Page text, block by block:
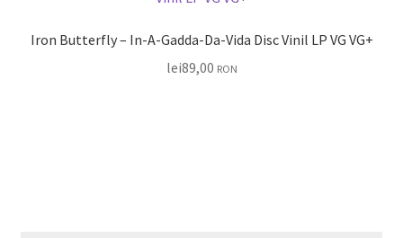
Iron Butterfly ‎– In-A-Gadda-Da-Vida Disc Vinil LP VG VG+
lei89,00 RON